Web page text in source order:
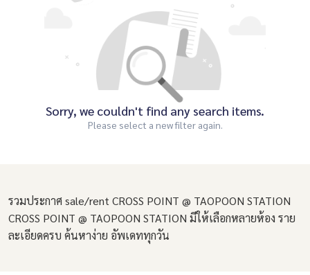
Sorry, we couldn't find any search items.
Please select a new filter again.
รวมประกาศ sale/rent CROSS POINT @ TAOPOON STATION
CROSS POINT @ TAOPOON STATION มีให้เลือกหลายห้อง ราย
ละเอียดครบ ค้นหาง่าย อัพเดททุกวัน